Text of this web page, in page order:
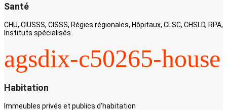
Santé
CHU, CIUSSS, CISSS, Régies régionales, Hôpitaux, CLSC, CHSLD, RPA,
Instituts spécialisés
agsdix-c50265-house
Habitation
Immeubles privés et publics d’habitation